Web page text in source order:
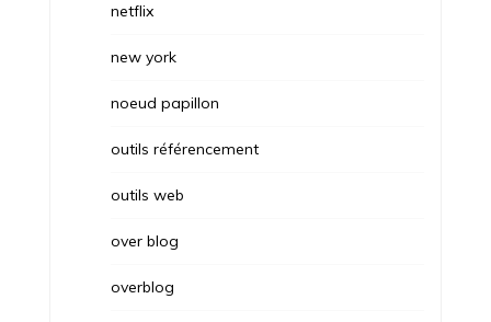
netflix
new york
noeud papillon
outils référencement
outils web
over blog
overblog